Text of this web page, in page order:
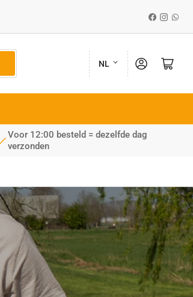
Facebook
T
a
NL Aanmelden
Mini-winkelwagen
Voor 12:00 besteld = dezelfde dag
verzonden